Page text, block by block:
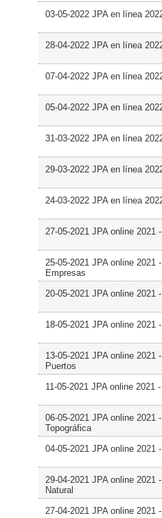
03-05-2022 JPA en línea
28-04-2022 JPA en línea
07-04-2022 JPA en línea
05-04-2022 JPA en línea
31-03-2022 JPA en línea
29-03-2022 JPA en línea
24-03-2022 JPA en línea
27-05-2021 JPA online
25-05-2021 JPA online
Empresas
20-05-2021 JPA online
18-05-2021 JPA online 2021
13-05-2021 JPA online
Puertos
11-05-2021 JPA online
06-05-2021 JPA online
Topográfica
04-05-2021 JPA online
29-04-2021 JPA online
Natural
27-04-2021 JPA online